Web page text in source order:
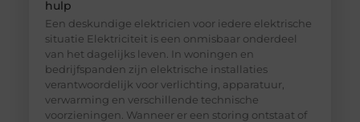
hulp
Een deskundige elektricien voor iedere elektrische
situatie Elektriciteit is een onmisbaar onderdeel
van het dagelijks leven. In woningen en
bedrijfspanden zijn elektrische installaties
verantwoordelijk voor verlichting, apparatuur,
verwarming en verschillende technische
voorzieningen. Wanneer er een storing ontstaat of